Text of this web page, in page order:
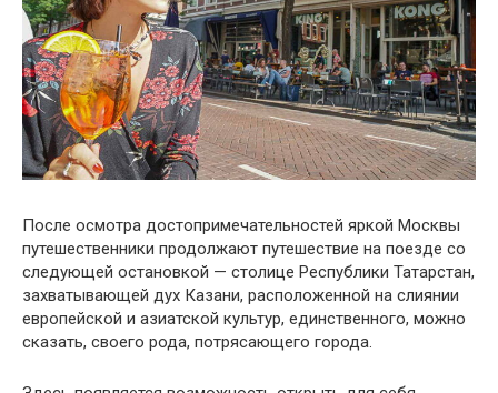
После осмотра достопримечательностей яркой Москвы
путешественники продолжают путешествие на поезде со
следующей остановкой — столице Республики Татарстан,
захватывающей дух Казани, расположенной на слиянии
европейской и азиатской культур, единственного, можно
сказать, своего рода, потрясающего города.